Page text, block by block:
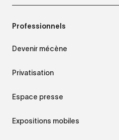
Professionnels
Devenir mécène
Privatisation
Espace presse
Expositions mobiles